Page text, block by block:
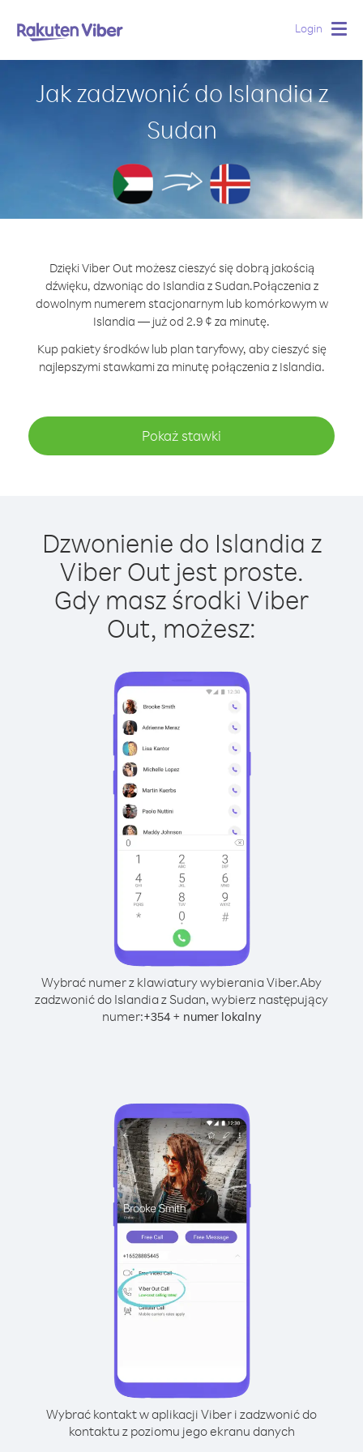
Login
Jak zadzwonić do Islandia z
Sudan
Dzięki Viber Out możesz cieszyć się dobrą jakością
dźwięku, dzwoniąc do Islandia z Sudan.Połączenia z
dowolnym numerem stacjonarnym lub komórkowym w
Islandia — już od 2.9 ¢ za minutę.
Kup pakiety środków lub plan taryfowy, aby cieszyć się
najlepszymi stawkami za minutę połączenia z Islandia.
Pokaż stawki
Dzwonienie do Islandia z
Viber Out jest proste.
Gdy masz środki Viber
Out, możesz:
Wybrać numer z klawiatury wybierania Viber.Aby
zadzwonić do Islandia z Sudan, wybierz następujący
numer:+354+ numer lokalny
Wybrać kontakt w aplikacji Viber i zadzwonić do
kontaktu z poziomu jego ekranu danych